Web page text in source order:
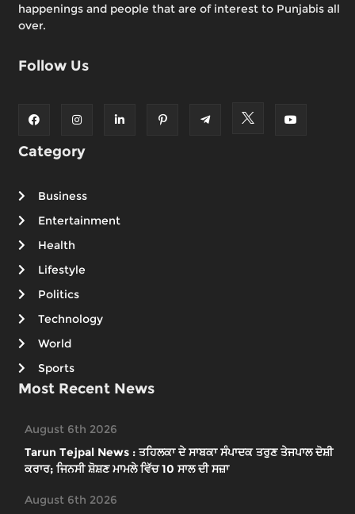
happenings and people that are of interest to Punjabis all
over.
Follow Us
Category
Business
Entertainment
Health
Lifestyle
Politics
Technology
World
Sports
Most Recent News
August 6th 2026
Tarun Tejpal News : ਤਹਿਲਕਾ ਦੇ ਸਾਬਕਾ ਸੰਪਾਦਕ ਤਰੁਣ ਤੇਜਪਾਲ ਦੋਸ਼ੀ
ਕਰਾਰ; ਜਿਨਸੀ ਸ਼ੋਸ਼ਣ ਮਾਮਲੇ ਵਿੱਚ 10 ਸਾਲ ਦੀ ਸਜ਼ਾ
August 6th 2026